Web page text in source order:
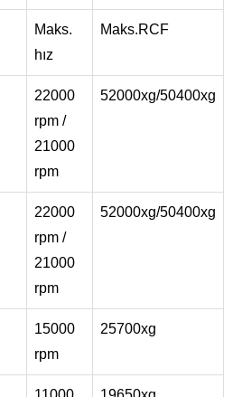
Maks.
hız
Maks.RCF
22000
rpm /
21000
rpm
52000xg/50400xg
22000
rpm /
21000
rpm
52000xg/50400xg
15000
rpm
25700xg